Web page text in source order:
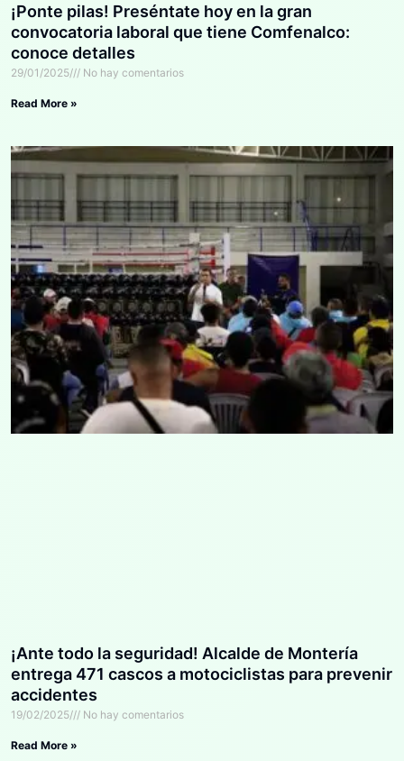
¡Ponte pilas! Preséntate hoy en la gran
convocatoria laboral que tiene Comfenalco:
conoce detalles
29/01/2025 No hay comentarios
Read More »
¡Ante todo la seguridad! Alcalde de Montería
entrega 471 cascos a motociclistas para prevenir
accidentes
19/02/2025 No hay comentarios
Read More »